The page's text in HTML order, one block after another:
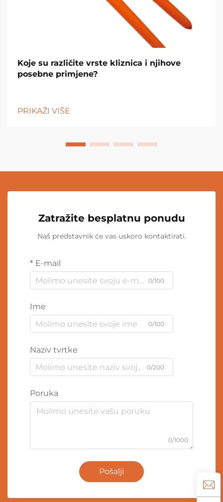
Koje su različite vrste kliznica i njihove
posebne primjene?
PRIKAŽI VIŠE
Zatražite besplatnu ponudu
Naš predstavnik će vas uskoro kontaktirati.
E-mail
0/100
Ime
0/100
Naziv tvrtke
0/200
Poruka
0/1000
Pošalji